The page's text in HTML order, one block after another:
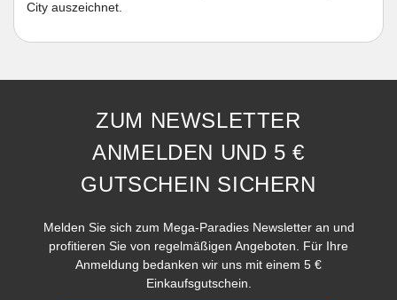
City auszeichnet.
ZUM NEWSLETTER
ANMELDEN UND 5 €
GUTSCHEIN SICHERN
Melden Sie sich zum Mega-Paradies Newsletter an und
profitieren Sie von regelmäßigen Angeboten. Für Ihre
Anmeldung bedanken wir uns mit einem 5 €
Einkaufsgutschein.